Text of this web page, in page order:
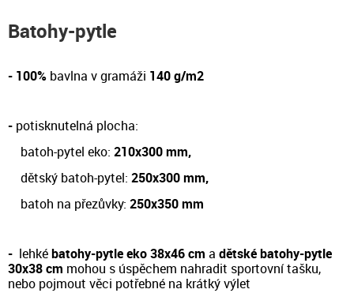
Batohy-pytle
- 100% bavlna v gramáži 140 g/m2
- potisknutelná plocha:
batoh-pytel eko: 210x300 mm,
dětský batoh-pytel: 250x300 mm,
batoh na přezůvky: 250x350 mm
- lehkébatohy-pytle eko 38x46 cm a dětské batohy-pytle
30x38 cm mohou s úspěchem nahradit sportovní tašku,
nebo pojmout věci potřebné na krátký výlet